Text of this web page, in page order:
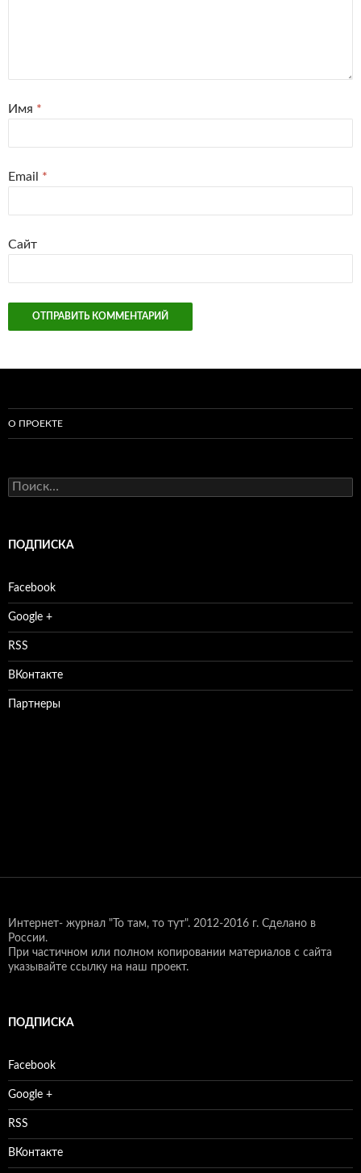
Имя *
Email *
Сайт
О ПРОЕКТЕ
Найти:
ПОДПИСКА
Facebook
Google +
RSS
ВКонтакте
Партнеры
Интернет- журнал "То там, то тут". 2012-2016 г. Сделано в
России.
При частичном или полном копировании материалов с сайта
указывайте ссылку на наш проект.
ПОДПИСКА
Facebook
Google +
RSS
ВКонтакте